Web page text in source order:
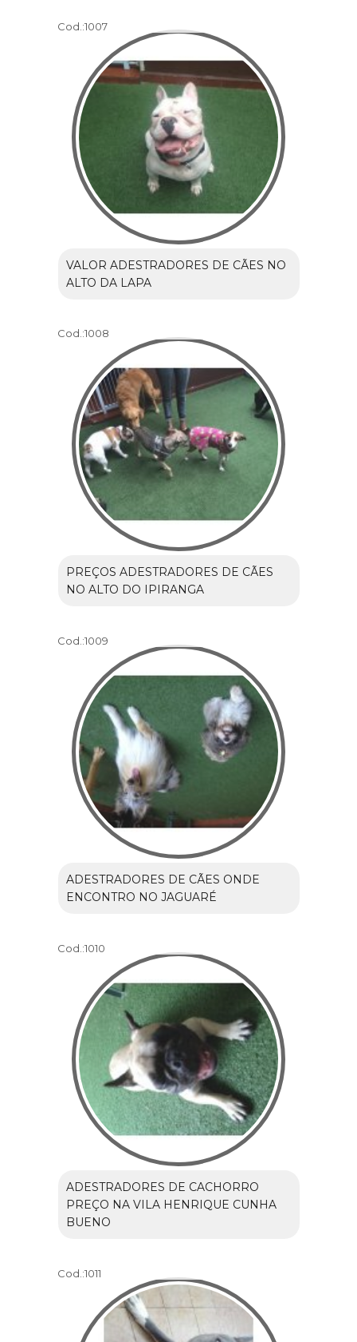
Cod.:1007
VALOR ADESTRADORES DE CÃES NO
ALTO DA LAPA
Cod.:1008
PREÇOS ADESTRADORES DE CÃES
NO ALTO DO IPIRANGA
Cod.:1009
ADESTRADORES DE CÃES ONDE
ENCONTRO NO JAGUARÉ
Cod.:1010
ADESTRADORES DE CACHORRO
PREÇO NA VILA HENRIQUE CUNHA
BUENO
Cod.:1011